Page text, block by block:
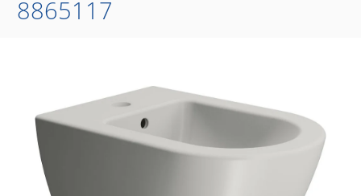
8865117